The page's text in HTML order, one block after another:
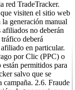
red TradeTracker.
visiten el sitio web
generación manual
no deberán
deberá
en particular.
por Clic (PPC) o
permitidos para
salvo que se
campaña. 2.6. Fraude